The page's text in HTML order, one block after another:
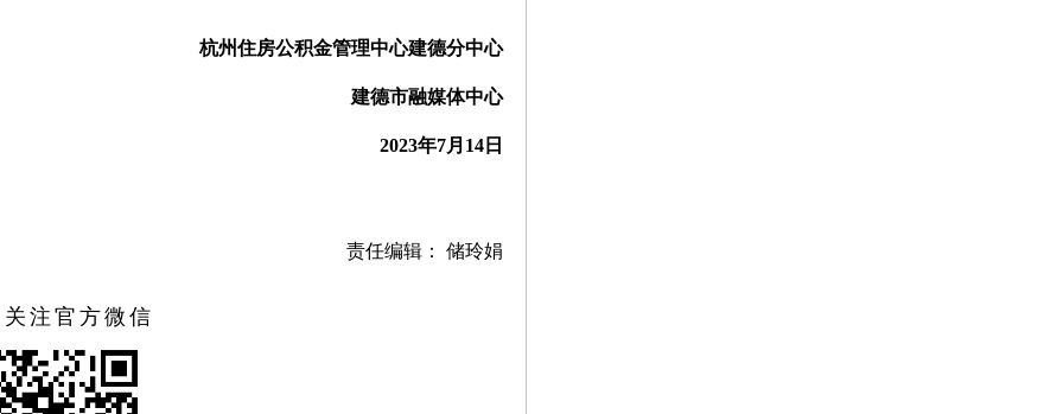
杭州住房公积金管理中心建德分中心
建德市融媒体中心
2023年7月14日
责任编辑： 储玲娟
注官方微信